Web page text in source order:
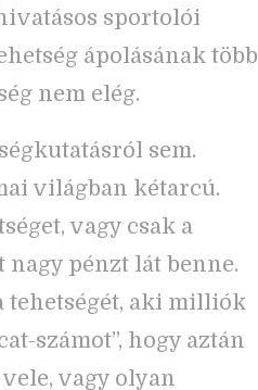
sportolói
ápolásának több
nem elég.
sem.
világban kétarcú.
vagy csak a
pénzt lát benne.
tehetségét, aki milliók
számot”, hogy aztán
vagy olyan